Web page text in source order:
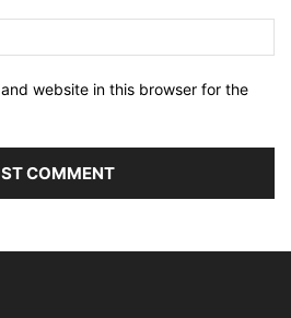
website in this browser for the